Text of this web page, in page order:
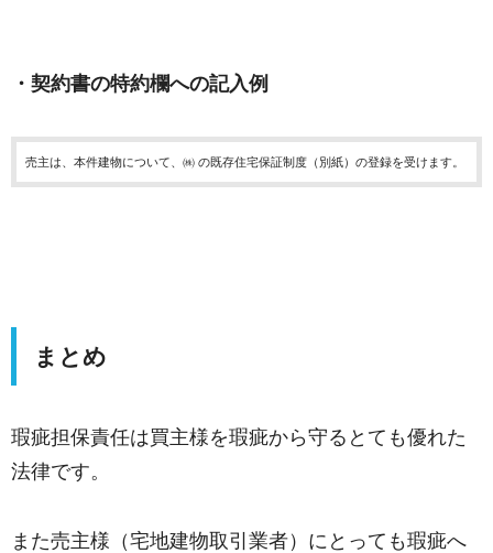
・契約書の特約欄への記入例
売主は、本件建物について、㈱ の既存住宅保証制度（別紙）の登録を受けます。
まとめ
瑕疵担保責任は買主様を瑕疵から守るとても優れた
法律です。
また売主様（宅地建物取引業者）にとっても瑕疵へ